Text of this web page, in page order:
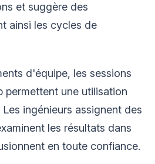
et suggère des
ainsi les cycles de
d'équipe, les sessions
permettent une utilisation
ingénieurs assignent des
les résultats dans
en toute confiance.